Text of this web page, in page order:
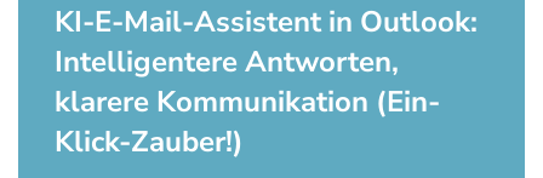
KI-E-Mail-Assistent in Outlook:
Intelligentere Antworten,
klarere Kommunikation (Ein-
Klick-Zauber!)